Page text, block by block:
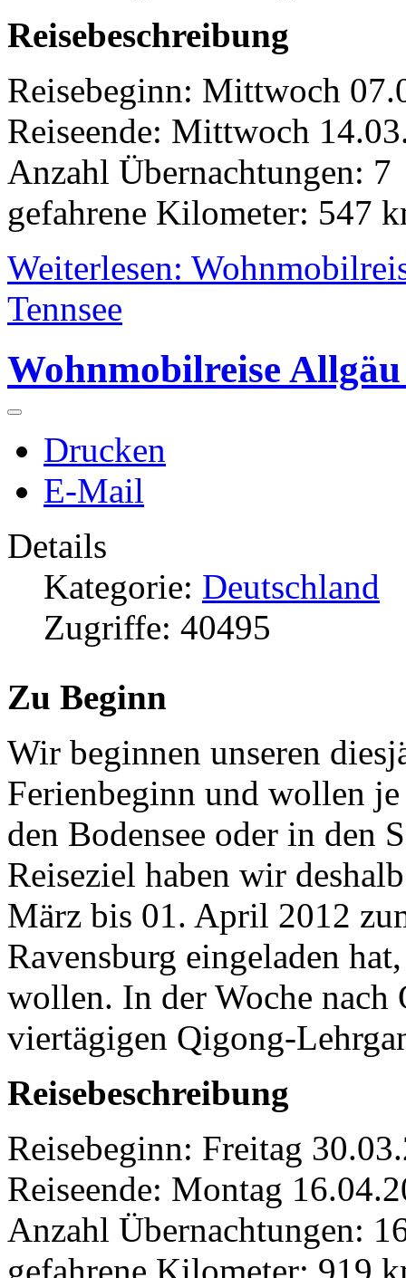
Reisebeschreibung
Reisebeginn: Mittwoch
Reiseende: Mittwoch
Anzahl Übernachtungen: 7
gefahrene Kilometer: 547
Weiterlesen:
Tennsee
Wohnmobilreise Allgäu
Drucken
E-Mail
Details
Kategorie: Deutschland
Zugriffe: 40495
Zu Beginn
Wir beginnen unseren
Ferienbeginn und wollen
den Bodensee oder in den
Reiseziel haben wir
März bis 01. April 2012
Ravensburg eingeladen
wollen. In der Woche nach
viertägigen Qigong-
Reisebeschreibung
Reisebeginn: Freitag
Reiseende: Montag
Anzahl Übernachtungen:
gefahrene Kilometer: 919